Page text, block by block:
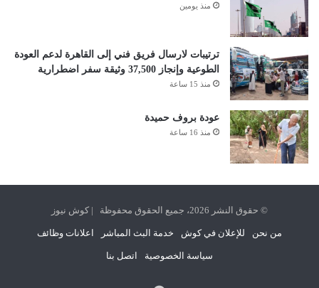
منذ يومين
ترتيبات لارسال فريق فني إلى القاهرة لدعم العودة
الطوعية وإنجاز 37,500 وثيقة سفر اضطرارية
منذ 15 ساعة
عودة بروف حميدة
منذ 16 ساعة
© حقوق النشر 2026، جميع الحقوق محفوظة | كوش نيوز
من نحن للإعلان في كوش خدمة البث المباشر اعلانات وظائف
سياسة الخصوصية اتصل بنا